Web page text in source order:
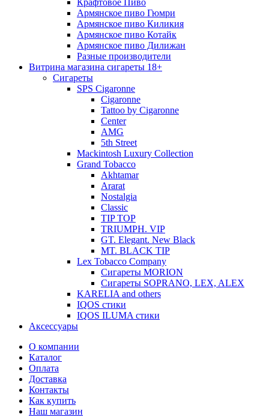
Крафтовое Пиво
Армянское пиво Гюмри
Армянское пиво Киликия
Армянское пиво Котайк
Армянское пиво Дилижан
Разные производители
Витрина магазина сигареты 18+
Cигареты
SPS Cigaronne
Сigaronne
Tattoo by Cigaronne
Center
AMG
5th Street
Mackintosh Luxury Collection
Grand Tobacco
Akhtamar
Ararat
Nostalgia
Classic
TIP TOP
TRIUMPH. VIP
GT. Elegant. New Black
MT. BLACK TIP
Lex Tobacco Company
Сигареты MORION
Сигареты SOPRANO, LEX, ALEX
KARELIA and others
IQOS стики
IQOS ILUMA стики
Аксессуары
О компании
Каталог
Оплата
Доставка
Контакты
Как купить
Наш магазин